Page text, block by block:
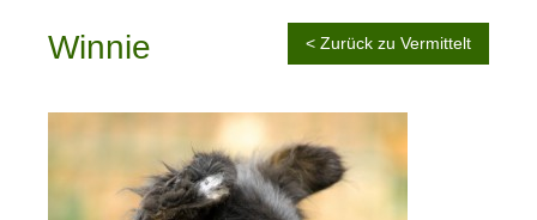
Winnie < Zurück zu Vermittelt